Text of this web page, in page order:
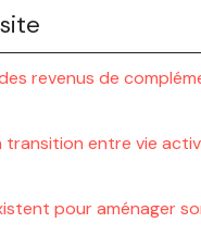
revenus de
transition entre vie
pour aménager